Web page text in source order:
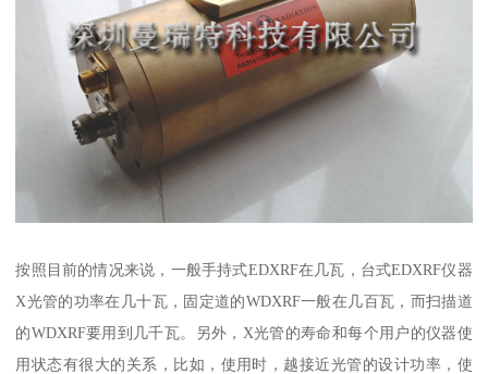
按照目前的情况来说，一般手持式EDXRF在几瓦，台式EDXRF仪器
X光管的功率在几十瓦，固定道的WDXRF一般在几百瓦，而扫描道
的WDXRF要用到几千瓦。另外，X光管的寿命和每个用户的仪器使
用状态有很大的关系，比如，使用时，越接近光管的设计功率，使